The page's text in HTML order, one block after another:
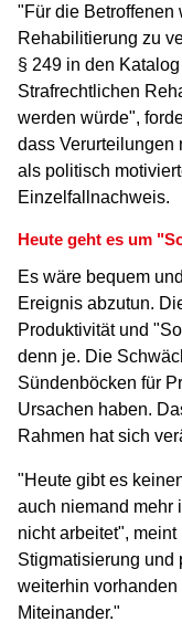
"Für die Betroffenen
Rehabilitierung zu
§ 249 in den
Strafrechtlichen
werden würde",
dass Verurteilungen
als politisch
Einzelfallnachweis.
Heute geht es um
Es wäre bequem
Ereignis abzutun.
Produktivität und
denn je. Die
Sündenböcken für
Ursachen haben.
Rahmen hat sich
"Heute gibt es
auch niemand mehr
nicht arbeitet",
Stigmatisierung und
weiterhin
Miteinander."